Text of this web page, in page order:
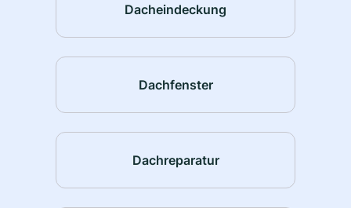
Dacheindeckung
Dachfenster
Dachreparatur